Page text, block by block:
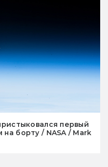
первый
борту / NASA / Mark